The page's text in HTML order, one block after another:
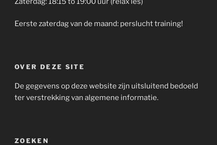
Eerste zaterdag van de maand: perslucht training!
OVER DEZE SITE
De gegevens op deze website zijn uitsluitend bedoeld
ter verstrekking van algemene informatie.
ZOEKEN